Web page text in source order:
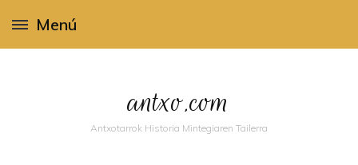
Menú
antxo.com
Antxotarrok Historia Mintegiaren Tailerra